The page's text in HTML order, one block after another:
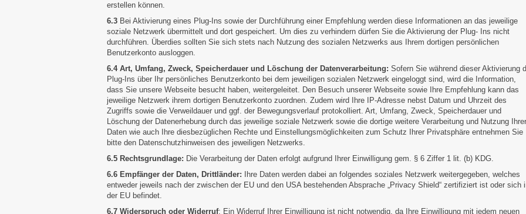
erstellen können.
6.3 Bei Aktivierung eines Plug-Ins sowie der Durchführung einer Empfehlung werden diese Informationen an das jeweilige
soziale Netzwerk übermittelt und dort gespeichert. Um dies zu verhindern dürfen Sie die Aktivierung der Plug- Ins nicht
durchführen. Überdies sollten Sie sich stets nach Nutzung des sozialen Netzwerks aus Ihrem dortigen persönlichen
Benutzerkonto ausloggen.
6.4 Art, Umfang, Zweck, Speicherdauer und Löschung der Datenverarbeitung: Sofern Sie während dieser Aktivierung
Plug-Ins über Ihr persönliches Benutzerkonto bei dem jeweiligen sozialen Netzwerk eingeloggt sind, wird die Information,
dass Sie unsere Webseite besucht haben, weitergeleitet. Den Besuch unserer Webseite sowie Ihre Empfehlung kann das
jeweilige Netzwerk ihrem dortigen Benutzerkonto zuordnen. Zudem wird Ihre IP-Adresse nebst Datum und Uhrzeit des
Zugriffs sowie die Verweildauer und ggf. der Bewegungsverlauf protokolliert. Art, Umfang, Zweck, Speicherdauer und
Löschung der Datenerhebung durch das jeweilige soziale Netzwerk sowie die dortige weitere Verarbeitung und Nutzung Ihrer
Daten wie auch Ihre diesbezüglichen Rechte und Einstellungsmöglichkeiten zum Schutz Ihrer Privatsphäre entnehmen Sie
bitte den Datenschutzhinweisen des jeweiligen Netzwerks.
6.5 Rechtsgrundlage: Die Verarbeitung der Daten erfolgt aufgrund Ihrer Einwilligung gem. § 6 Ziffer 1 lit. (b) KDG.
6.6 Empfänger der Daten, Drittländer: Ihre Daten werden dabei an folgendes soziales Netzwerk weitergegeben, welches
entweder jeweils nach der zwischen der EU und den USA bestehenden Absprache „Privacy Shield“ zertifiziert ist oder sich
der EU befindet.
6.7 Widerspruch oder Widerruf: Ein Widerruf Ihrer Einwilligung ist nicht notwendig, da Ihre Einwilligung mit jedem neuen